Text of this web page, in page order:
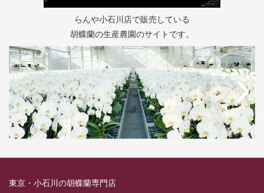
らんや小石川店で販売している
胡蝶蘭の生産農園のサイトです。
東京・小石川の胡蝶蘭専門店